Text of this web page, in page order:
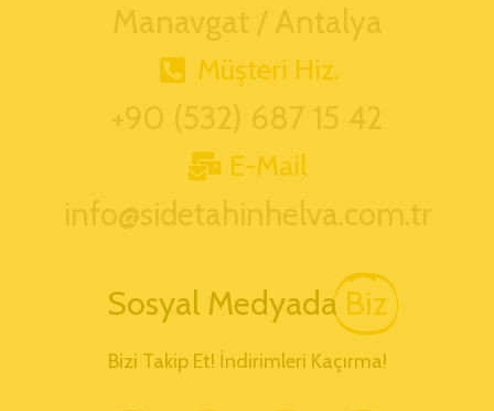
Manavgat / Antalya
Müşteri Hiz.
+90 (532) 687 15 42
E-Mail
info@sidetahinhelva.com.tr
Sosyal Medyada Biz
Bizi Takip Et! İndirimleri Kaçırma!